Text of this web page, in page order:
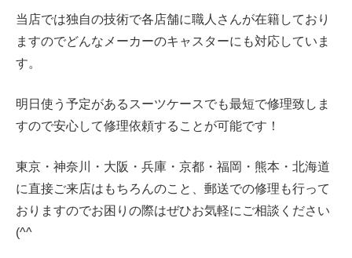
当店では独自の技術で各店舗に職人さんが在籍しており
ますのでどんなメーカーのキャスターにも対応していま
す。
明日使う予定があるスーツケースでも最短で修理致しま
すので安心して修理依頼することが可能です！
東京・神奈川・大阪・兵庫・京都・福岡・熊本・北海道
に直接ご来店はもちろんのこと、郵送での修理も行って
おりますのでお困りの際はぜひお気軽にご相談ください
(^^